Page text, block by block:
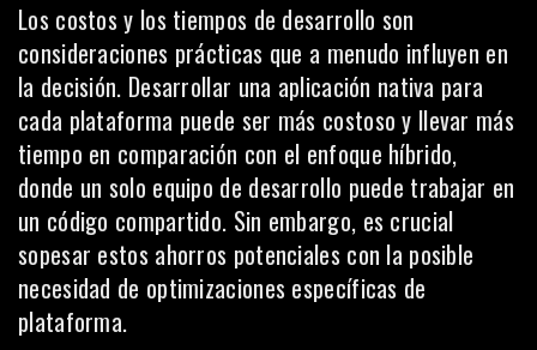
Los costos y los tiempos de desarrollo son
consideraciones prácticas que a menudo influyen en
la decisión. Desarrollar una aplicación nativa para
cada plataforma puede ser más costoso y llevar más
tiempo en comparación con el enfoque híbrido,
donde un solo equipo de desarrollo puede trabajar en
un código compartido. Sin embargo, es crucial
sopesar estos ahorros potenciales con la posible
necesidad de optimizaciones específicas de
plataforma.